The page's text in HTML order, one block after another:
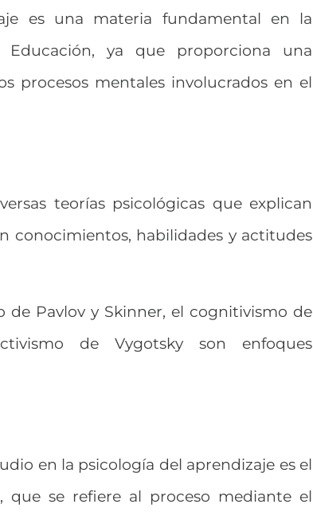
es una materia fundamental en la
ya que proporciona una
procesos mentales involucrados en el
teorías psicológicas que explican
conocimientos, habilidades y actitudes
de Pavlov y Skinner, el cognitivismo de
de Vygotsky son enfoques
en la psicología del aprendizaje es el
que se refiere al proceso mediante el